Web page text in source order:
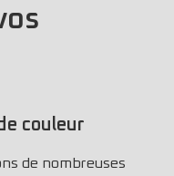
couleur
de nombreuses